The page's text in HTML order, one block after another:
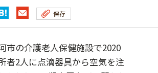
保存
市の介護老人保健施設で2020
者2人に点滴器具から空気を注